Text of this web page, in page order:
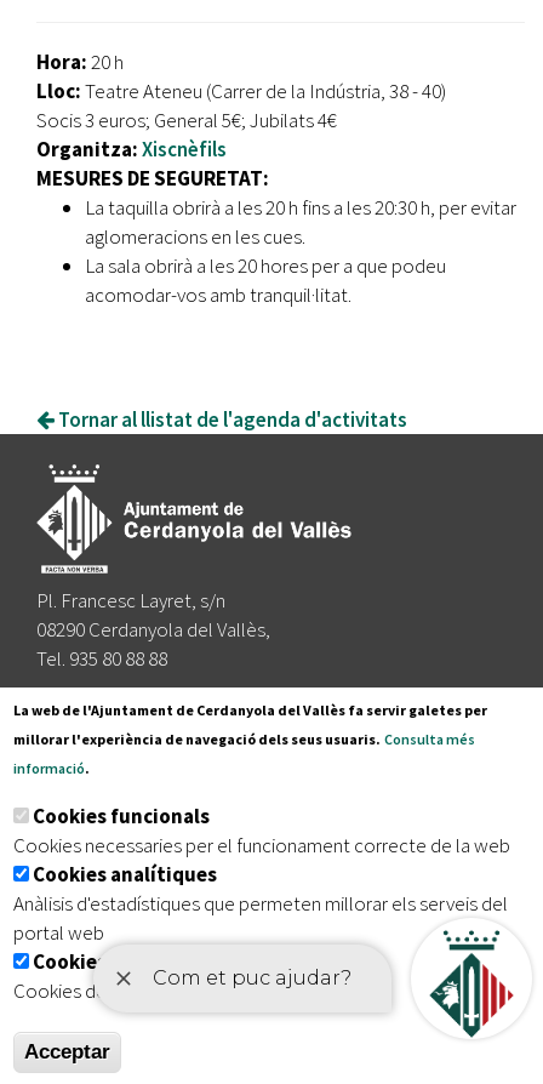
Hora:20 h
Lloc:Teatre Ateneu (Carrer de la Indústria, 38 - 40)
Socis 3 euros; General 5€; Jubilats 4€
Organitza:Xiscnèfils
MESURES DE SEGURETAT:
La taquilla obrirà a les 20 h fins a les 20:30 h, per evitar
aglomeracions en les cues.
La sala obrirà a les 20 hores per a que podeu
acomodar-vos amb tranquil·litat.
Tornar al llistat de l'agenda d'activitats
Pl. Francesc Layret, s/n
08290 Cerdanyola del Vallès,
Tel. 935 80 88 88
Segueix-nos a:
Subscriu-te al nostre butlletí
Inici | Avís legal | Protecció de dades
| Accessibilitat
La web de l'Ajuntament de Cerdanyola del Vallès fa servir galetes per
millorar l'experiència de navegació dels seus usuaris. Consulta més
informació.
Cookies funcionals
Cookies necessaries per el funcionament correcte de la web
Cookies analítiques
Anàlisis d'estadístiques que permeten millorar els serveis del
portal web
Cookies publicitàries
Cookies de tercers amb finalitat publicitària
Acceptar